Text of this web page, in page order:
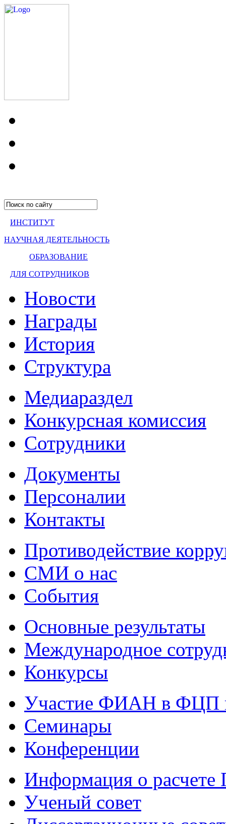
ИНСТИТУТ
НАУЧНАЯ ДЕЯТЕЛЬНОСТЬ
ОБРАЗОВАНИЕ
ДЛЯ СОТРУДНИКОВ
Новости
Награды
История
Структура
Медиараздел
Конкурсная комиссия
Сотрудники
Документы
Персоналии
Контакты
Противодействие
СМИ о нас
События
Основные результаты
Международное
Конкурсы
Участие ФИАН в ФЦП
Семинары
Конференции
Информация о
Ученый совет